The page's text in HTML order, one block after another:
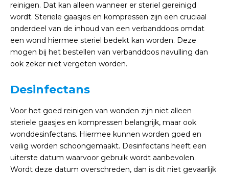
reinigen. Dat kan alleen wanneer er steriel gereinigd
wordt. Steriele gaasjes en kompressen zijn een cruciaal
onderdeel van de inhoud van een verbanddoos omdat
een wond hiermee steriel bedekt kan worden. Deze
mogen bij het bestellen van verbanddoos navulling dan
ook zeker niet vergeten worden.
Desinfectans
Voor het goed reinigen van wonden zijn niet alleen
steriele gaasjes en kompressen belangrijk, maar ook
wonddesinfectans. Hiermee kunnen worden goed en
veilig worden schoongemaakt. Desinfectans heeft een
uiterste datum waarvoor gebruik wordt aanbevolen.
Wordt deze datum overschreden, dan is dit niet gevaarlijk